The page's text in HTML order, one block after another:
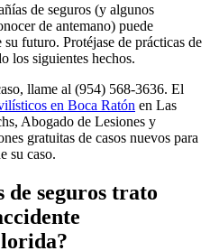
de seguros (y algunos
de antemano) puede
futuro. Protéjase de prácticas de
los siguientes hechos.
llame al (954) 568-3636. El
en Boca Ratón en Las
Abogado de Lesiones y
gratuitas de casos nuevos para
su caso.
de seguros trato